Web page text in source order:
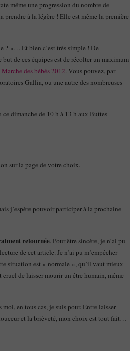
même une progression du nombre de
prendre à la légère ! Elle est même la première
? »… Et bien c’est très simple ! De
de ces équipes est de récolter un maximum
Marche des bébés 2012. Vous pouvez, par
Gallia, ou une autre des nombreuses
dimanche de 10 h à 13 h aux Buttes
sur la page de votre choix.
j’espère pouvoir participer à la prochaine
retournée. Pour être sincère, je n’ai pu
de cet article. Je n’ai pu m’empêcher
situation est « normale », qu’il vaut mieux
de laisser mourir un être humain, même
moi, en tous cas, je suis pour. Entre laisser
et la brièveté, mon choix est tout fait…